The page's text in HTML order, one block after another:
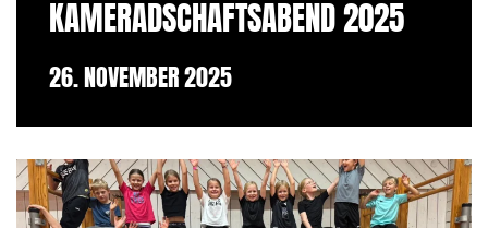
KAMERADSCHAFTSABEND 2025
26. NOVEMBER 2025